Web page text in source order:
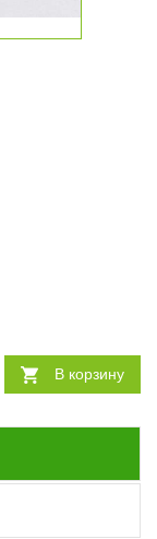
В корзину